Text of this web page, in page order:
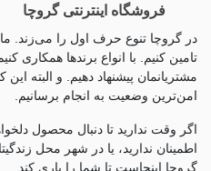
فروشگاه اینترنتی گروچا
در گروچا تنوع حرف اول را می‌زند.
تامین کنیم. با انواع برندها همکاری
مشتریانمان پیشنهاد دهیم. و البته
امن‌ترین وضعیت به انجام برسانیم.
اگر وقت ندارید تا دنبال محصول
اطمینان ندارید، یا در شهر محل
گروچا اینجاست تا شما را یاری کند.